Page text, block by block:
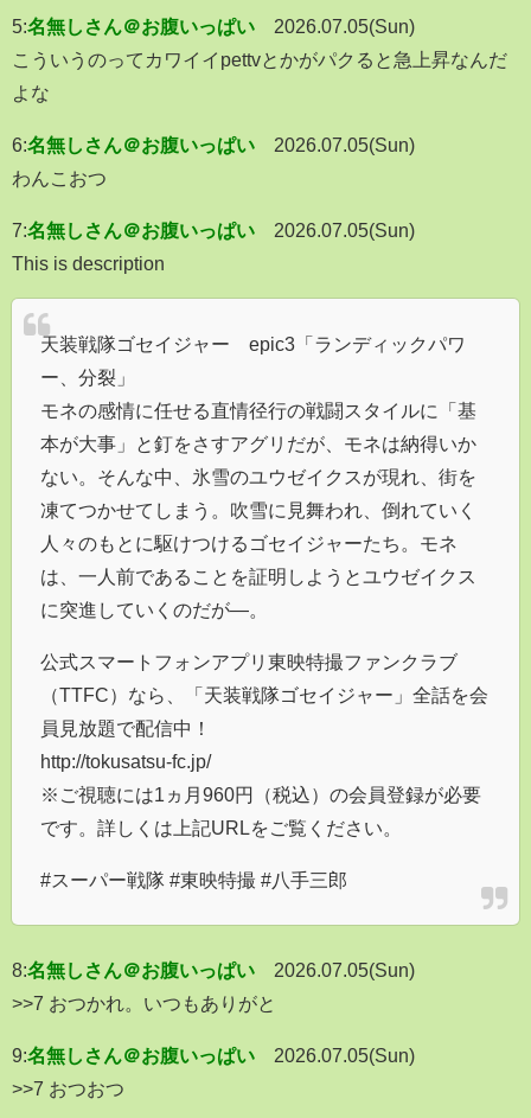
5:名無しさん＠お腹いっぱい
2026.07.05(Sun)
こういうのってカワイイpettvとかがパクると急上昇なんだ
よな
6:名無しさん＠お腹いっぱい
2026.07.05(Sun)
わんこおつ
7:名無しさん＠お腹いっぱい
2026.07.05(Sun)
This is description
天装戦隊ゴセイジャー epic3「ランディックパワ
ー、分裂」
モネの感情に任せる直情径行の戦闘スタイルに「基
本が大事」と釘をさすアグリだが、モネは納得いか
ない。そんな中、氷雪のユウゼイクスが現れ、街を
凍てつかせてしまう。吹雪に見舞われ、倒れていく
人々のもとに駆けつけるゴセイジャーたち。モネ
は、一人前であることを証明しようとユウゼイクス
に突進していくのだが―。
公式スマートフォンアプリ東映特撮ファンクラブ
（TTFC）なら、「天装戦隊ゴセイジャー」全話を会
員見放題で配信中！
http://tokusatsu-fc.jp/
※ご視聴には1ヵ月960円（税込）の会員登録が必要
です。詳しくは上記URLをご覧ください。
#スーパー戦隊 #東映特撮 #八手三郎
8:名無しさん＠お腹いっぱい
2026.07.05(Sun)
>>7 おつかれ。いつもありがと
9:名無しさん＠お腹いっぱい
2026.07.05(Sun)
>>7 おつおつ